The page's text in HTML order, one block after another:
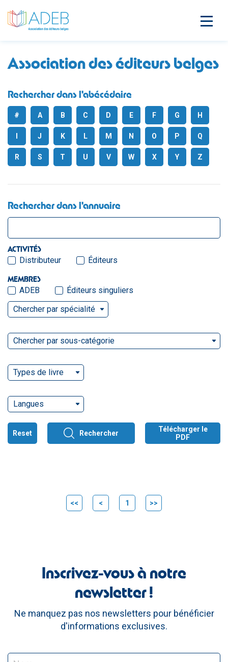
Association des éditeurs belges
Rechercher dans l'abécédaire
# A B C D E F G H
J K L M N O P Q
R S T U V W X Y Z
Rechercher dans l'annuaire
ACTIVITÉS
Distributeur Éditeurs
MEMBRES
ADEB
Éditeurs singuliers
Chercher par spécialité
Chercher par sous-catégorie
Types de livre
Langues
Reset Rechercher
Télécharger le
PDF
<< < 1 >>
Inscrivez-vous à notre
newsletter !
Ne manquez pas nos newsletters pour bénéficier
d'informations exclusives.